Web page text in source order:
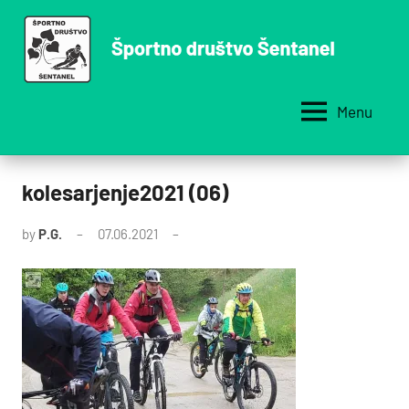
content
društvo
Šentanel
Menu
kolesarjenje2021 (06)
byP.G. 07.06.2021